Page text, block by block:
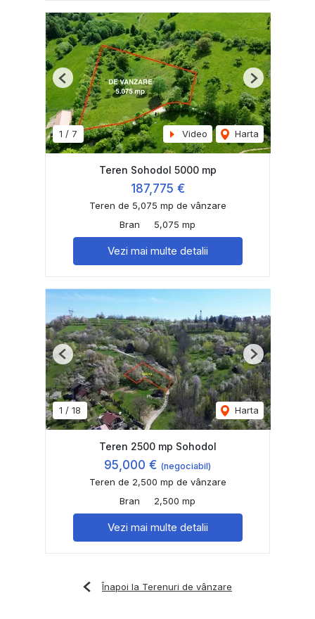
1 / 7 Video Harta
Previous Next
Teren Sohodol 5000 mp
187,775 €
Teren de 5,075 mp de vânzare
Bran
5,075 mp
Vezi mai multe detalii
1 / 18 Harta
Previous Next
Teren 2500 mp Sohodol
95,000 € (negociabil)
Teren de 2,500 mp de vânzare
Bran
2,500 mp
Vezi mai multe detalii
Înapoi la Terenuri de vânzare